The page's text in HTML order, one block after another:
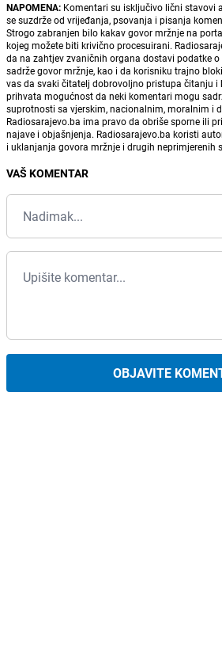
NAPOMENA: Komentari su isključivo lični stavovi
se suzdrže od vrijeđanja, psovanja i pisanja
Strogo zabranjen bilo kakav govor mržnje na
kojeg možete biti krivično procesuirani.
da na zahtjev zvaničnih organa dostavi podatke
sadrže govor mržnje, kao i da korisniku trajno
vas da svaki čitatelj dobrovoljno pristupa čitanju i
prihvata mogućnost da neki komentari mogu
suprotnosti sa vjerskim, nacionalnim, moralnim i
Radiosarajevo.ba ima pravo da obriše sporne ili
najave i objašnjenja. Radiosarajevo.ba koristi
i uklanjanja govora mržnje i drugih neprimjerenih
VAŠ KOMENTAR
OBJAVITE